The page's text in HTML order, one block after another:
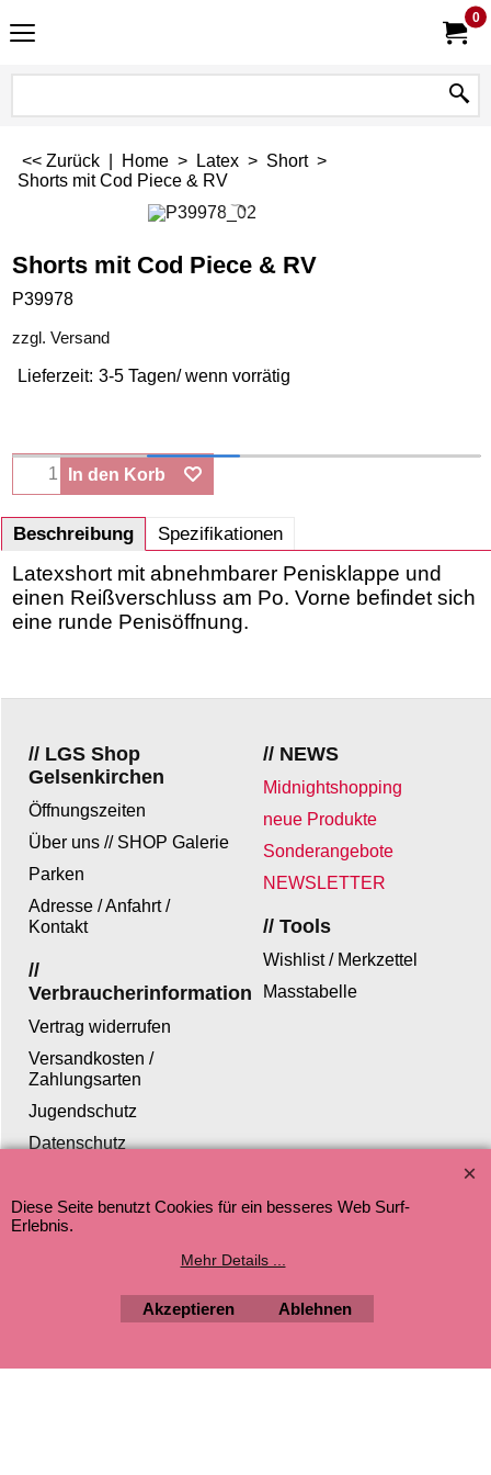
0
<< Zurück Home > Latex > Short>
Shorts mit Cod Piece & RV
Shorts mit Cod Piece & RV
P39978
zzgl. Versand
Lieferzeit: 3-5 Tagen/ wenn vorrätig
In den Korb
Beschreibung Spezifikationen
Latexshort mit abnehmbarer Penisklappe und
einen Reißverschluss am Po. Vorne befindet sich
eine runde Penisöffnung.
// NEWS
Midnightshopping
neue Produkte
Sonderangebote
NEWSLETTER
// LGS Shop
Gelsenkirchen
Öffnungszeiten
Über uns // SHOP Galerie
Parken
Adresse / Anfahrt /
Kontakt
// Tools
Wishlist / Merkzettel
Masstabelle
//
Verbraucherinformation
Vertrag widerrufen
Versandkosten /
Zahlungsarten
Jugendschutz
Datenschutz
WebShop erstellt mit ShopFactory Shop Software.
Diese Seite benutzt Cookies für ein besseres Web Surf-
Erlebnis.
Mehr Details ...
Akzeptieren Ablehnen